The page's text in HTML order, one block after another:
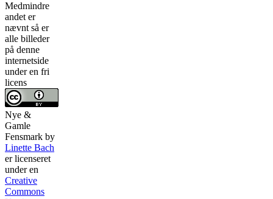
Medmindre
andet er
nævnt så er
alle billeder
på denne
internetside
under en fri
licens
Nye &
Gamle
Fensmark by
Linette Bach
er licenseret
under en
Creative
Commons